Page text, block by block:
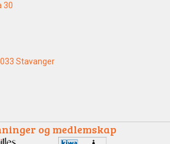
30
Stavanger
og medlemskap